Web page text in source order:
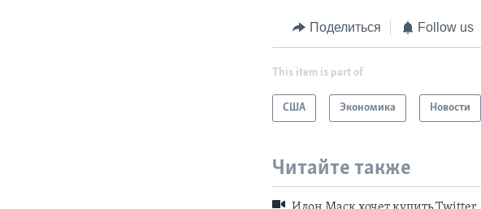
Поделиться Follow us
This item is part of
США Экономика Новости
Читайте также